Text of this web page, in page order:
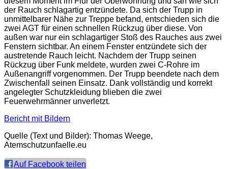
der Rauch schlagartig entzündete. Da sich der Trupp in
unmittelbarer Nähe zur Treppe befand, entschieden sich die
zwei AGT für einen schnellen Rückzug über diese. Von
außen war nur ein schlagartiger Stoß des Rauches aus zwei
Fenstern sichtbar. An einem Fenster entzündete sich der
austretende Rauch leicht. Nachdem der Trupp seinen
Rückzug über Funk meldete, wurden zwei C-Rohre im
Außenangriff vorgenommen. Der Trupp beendete nach dem
Zwischenfall seinen Einsatz. Dank vollständig und korrekt
angelegter Schutzkleidung blieben die zwei
Feuerwehrmänner unverletzt.
Bericht mit Bildern
Quelle (Text und Bilder): Thomas Weege,
Atemschutzunfaelle.eu
Auf Facebook teilen